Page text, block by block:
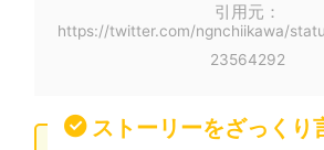
引用元：
https://twitter.com/ngnchiikawa/
23564292
ストーリーをざっくり